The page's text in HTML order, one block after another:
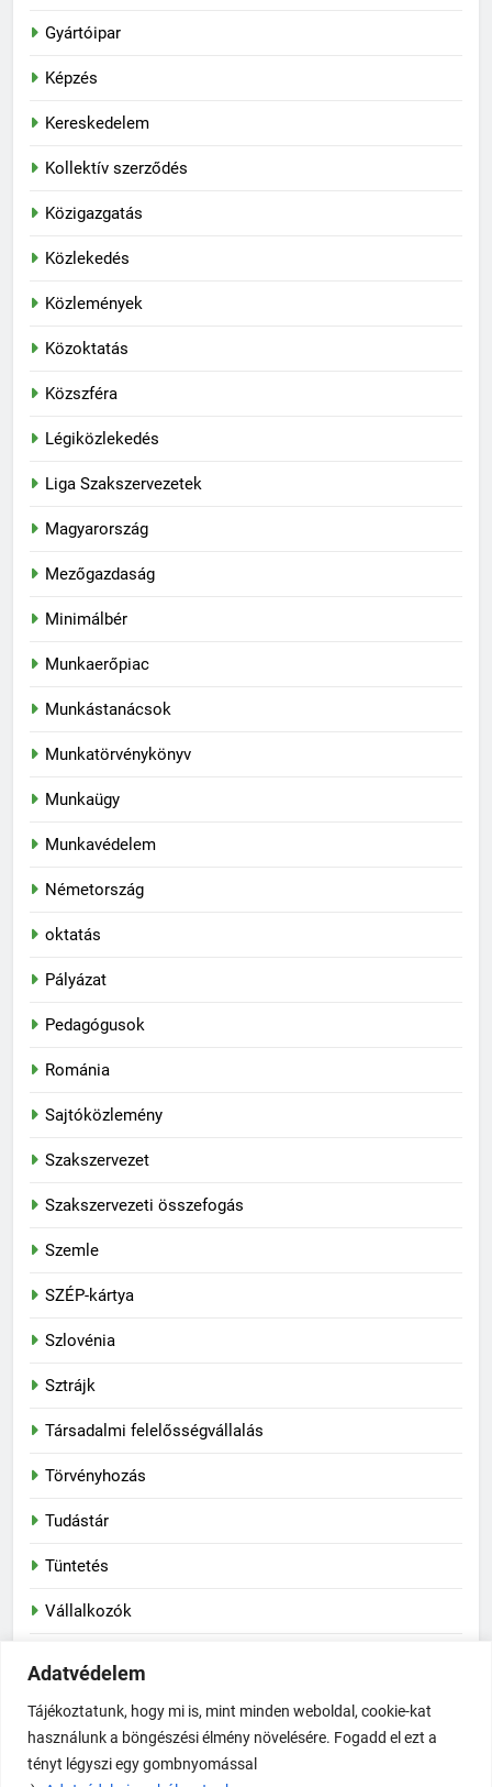
Adatvédelem
Tájékoztatunk, hogy mi is, mint minden weboldal, cookie-kat
használunk a böngészési élmény növelésére. Fogadd el ezt a
tényt légyszi egy gombnyomással
Gyártóipar
Képzés
Kereskedelem
Kollektív szerződés
Közigazgatás
Közlekedés
Közlemények
Közoktatás
Közszféra
Légiközlekedés
Liga Szakszervezetek
Magyarország
Mezőgazdaság
Minimálbér
Munkaerőpiac
Munkástanácsok
Munkatörvénykönyv
Munkaügy
Munkavédelem
Németország
oktatás
Pályázat
Pedagógusok
Románia
Sajtóközlemény
Szakszervezet
Szakszervezeti összefogás
Szemle
SZÉP-kártya
Szlovénia
Sztrájk
Társadalmi felelősségvállalás
Törvényhozás
Tudástár
Tüntetés
Vállalkozók
Vegyipar
Newsmatic - News WordPress sablon 2026. Powered By